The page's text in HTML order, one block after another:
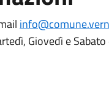
Giovedì e